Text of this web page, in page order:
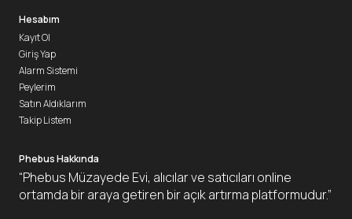
Phebus Hakkında
“Phebus Müzayede Evi, alıcılar ve satıcıları online
ortamda bir araya getiren bir açık artırma platformudur.”
Hesabım
Kayıt Ol
Giriş Yap
Alarm Sistemi
Peylerim
Satın Aldıklarım
Takip Listem